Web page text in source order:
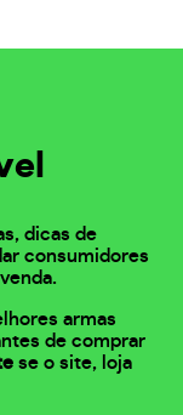
dicas de
consumidores
armas
de comprar
se o site, loja